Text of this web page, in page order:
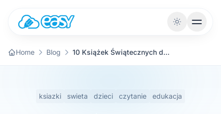
Home Blog 10 Książek Świątecznych do Czytania z Dziećmi
ksiazki swieta dzieci czytanie edukacja